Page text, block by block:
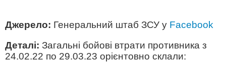
Джерело: Генеральний штаб ЗСУ у Facebook
Деталі: Загальні бойові втрати противника з
24.02.22 по 29.03.23 орієнтовно склали: